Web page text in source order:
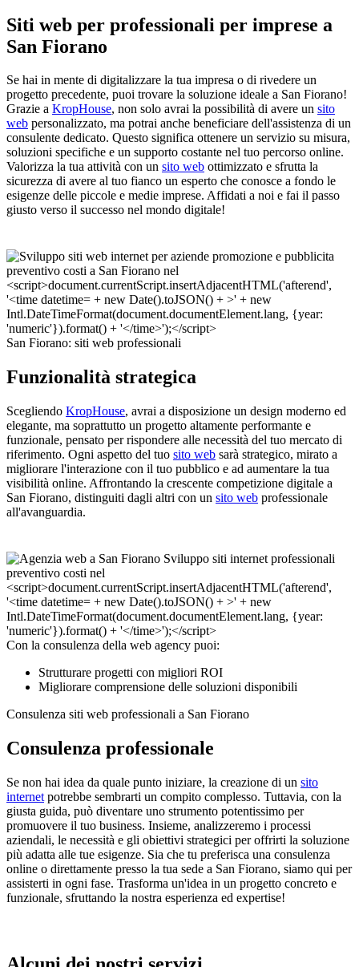
Siti web per professionali per imprese a
San Fiorano
Se hai in mente di digitalizzare la tua impresa o di rivedere un
progetto precedente, puoi trovare la soluzione ideale a San Fiorano!
Grazie a KropHouse, non solo avrai la possibilità di avere un sito
web personalizzato, ma potrai anche beneficiare dell'assistenza di un
consulente dedicato. Questo significa ottenere un servizio su misura,
soluzioni specifiche e un supporto costante nel tuo percorso online.
Valorizza la tua attività con un sito web ottimizzato e sfrutta la
sicurezza di avere al tuo fianco un esperto che conosce a fondo le
esigenze delle piccole e medie imprese. Affidati a noi e fai il passo
giusto verso il successo nel mondo digitale!
San Fiorano: siti web professionali
Funzionalità strategica
Scegliendo KropHouse, avrai a disposizione un design moderno ed
elegante, ma soprattutto un progetto altamente performante e
funzionale, pensato per rispondere alle necessità del tuo mercato di
riferimento. Ogni aspetto del tuo sito web sarà strategico, mirato a
migliorare l'interazione con il tuo pubblico e ad aumentare la tua
visibilità online. Affrontando la crescente competizione digitale a
San Fiorano, distinguiti dagli altri con un sito web professionale
all'avanguardia.
Con la consulenza della web agency puoi:
Strutturare progetti con migliori ROI
Migliorare comprensione delle soluzioni disponibili
Consulenza siti web professionali a San Fiorano
Consulenza professionale
Se non hai idea da quale punto iniziare, la creazione di un sito
internet potrebbe sembrarti un compito complesso. Tuttavia, con la
giusta guida, può diventare uno strumento potentissimo per
promuovere il tuo business. Insieme, analizzeremo i processi
aziendali, le necessità e gli obiettivi strategici per offrirti la soluzione
più adatta alle tue esigenze. Sia che tu preferisca una consulenza
online o direttamente presso la tua sede a San Fiorano, siamo qui per
assisterti in ogni fase. Trasforma un'idea in un progetto concreto e
funzionale, sfruttando la nostra esperienza ed expertise!